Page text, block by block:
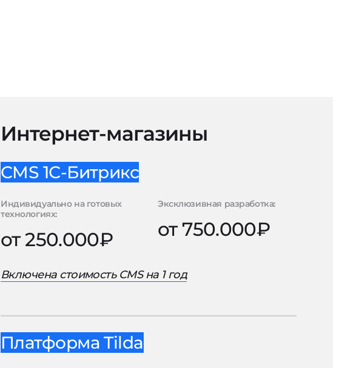
Интернет-магазины
CMS 1С-Битрикс
Индивидуально на готовых
технологиях:
от 250.000₽
Эксклюзивная разработка:
от 750.000₽
Включена стоимость CMS на 1 год
Платформа Tilda